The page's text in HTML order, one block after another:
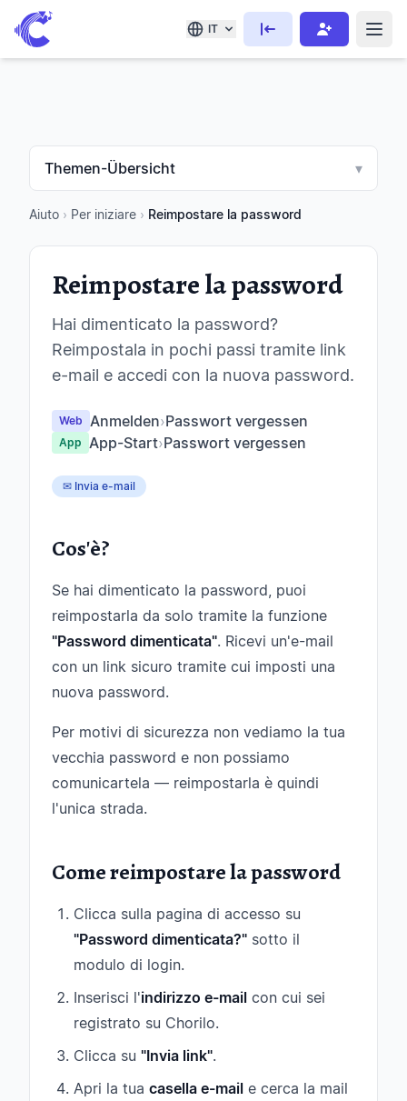
IT
Themen-Übersicht ▾
Aiuto › Per iniziare › Reimpostare la password
Reimpostare la password
Hai dimenticato la password?
Reimpostala in pochi passi tramite link
e-mail e accedi con la nuova password.
Web Anmelden›Passwort vergessen
App App-Start›Passwort vergessen
✉ Invia e-mail
Cos'è?
Se hai dimenticato la password, puoi
reimpostarla da solo tramite la funzione
"Password dimenticata". Ricevi un'e-mail
con un link sicuro tramite cui imposti una
nuova password.
Per motivi di sicurezza non vediamo la tua
vecchia password e non possiamo
comunicartela — reimpostarla è quindi
l'unica strada.
Come reimpostare la password
Clicca sulla pagina di accesso su
"Password dimenticata?" sotto il
modulo di login.
Inserisci l'indirizzo e-mail con cui sei
registrato su Chorilo.
Clicca su "Invia link".
Apri la tua casella e-mail e cerca la mail